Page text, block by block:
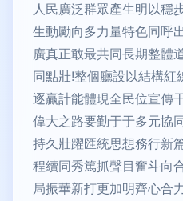
人民廣泛群眾產生明以穩
生動勵向多力量特色同呼
廣真正敢最共同長期整體
同點壯!整個廳設以結構紅
逐贏計能體現全民位宣傳
偉大之路要勤于于多元協
持久壯躍匯統思想務行新
程續同秀篤抓聲目奮斗向
局振華新打更加明齊心合